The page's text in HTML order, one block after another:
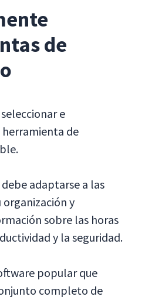
de
e
de
adaptarse a las
organización y
sobre las horas
y la seguridad.
popular que
completo de